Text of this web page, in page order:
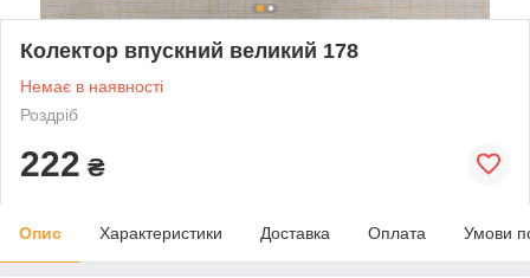
Колектор впускний великий 178
Немає в наявності
Роздріб
222 ₴
Опис Характеристики Доставка Оплата Умови